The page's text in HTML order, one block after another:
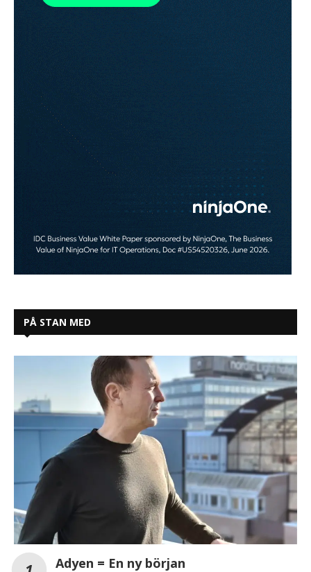
PÅ STAN MED
Adyen = En ny början